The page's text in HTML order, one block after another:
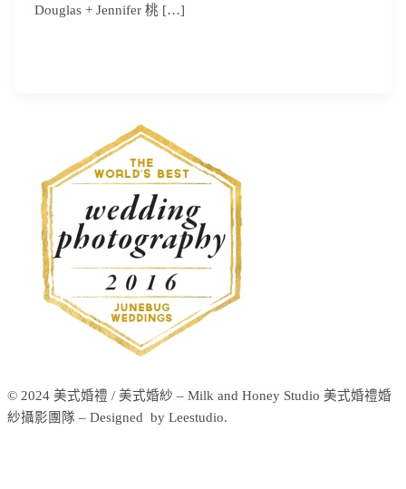
Douglas + Jennifer 桃 […]
© 2024 美式婚禮 / 美式婚紗 – Milk and Honey Studio 美式婚禮婚
紗攝影團隊 – Designed by Leestudio.